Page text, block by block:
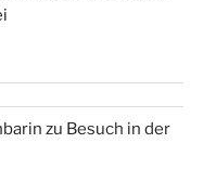
zu Besuch in der